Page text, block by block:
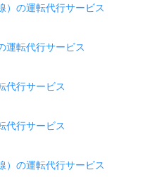
）の運転代行サービス
運転代行サービス
代行サービス
代行サービス
）の運転代行サービス